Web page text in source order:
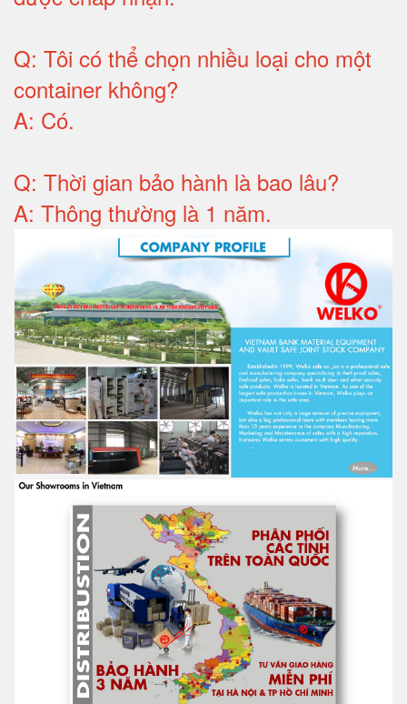
Q: Tôi có thể chọn nhiều loại cho một
container không?
A: Có.
Q: Thời gian bảo hành là bao lâu?
A: Thông thường là 1 năm.